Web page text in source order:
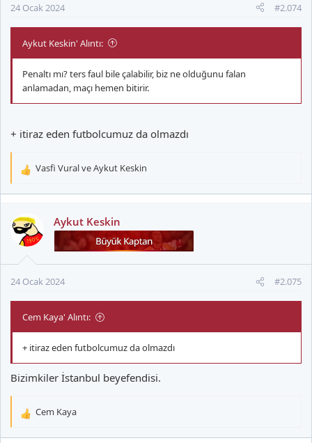
:
24 Ocak 2024 #2.074
Aykut Keskin' Alıntı:
Penaltı mı? ters faul bile çalabilir, biz ne olduğunu falan
anlamadan, maçı hemen bitirir.
+ itiraz eden futbolcumuz da olmazdı
T
k
i
l
:
Vasfi VuralveAykut Keskin
Aykut Keskin
24 Ocak 2024 #2.075
Cem Kaya' Alıntı:
+ itiraz eden futbolcumuz da olmazdı
Bizimkiler İstanbul beyefendisi.
T
Cem Kaya